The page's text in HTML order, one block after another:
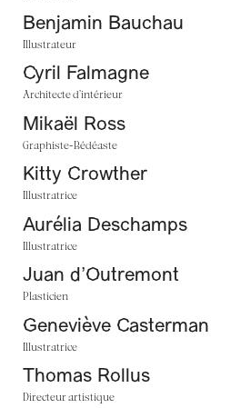
Benjamin Bauchau
Illustrateur
Cyril Falmagne
Architecte d’intérieur
Mikaël Ross
Graphiste-Bédéaste
Kitty Crowther
Illustratrice
Aurélia Deschamps
Illustratrice
Juan d’Outremont
Plasticien
Geneviève Casterman
Illustratrice
Thomas Rollus
Directeur artistique